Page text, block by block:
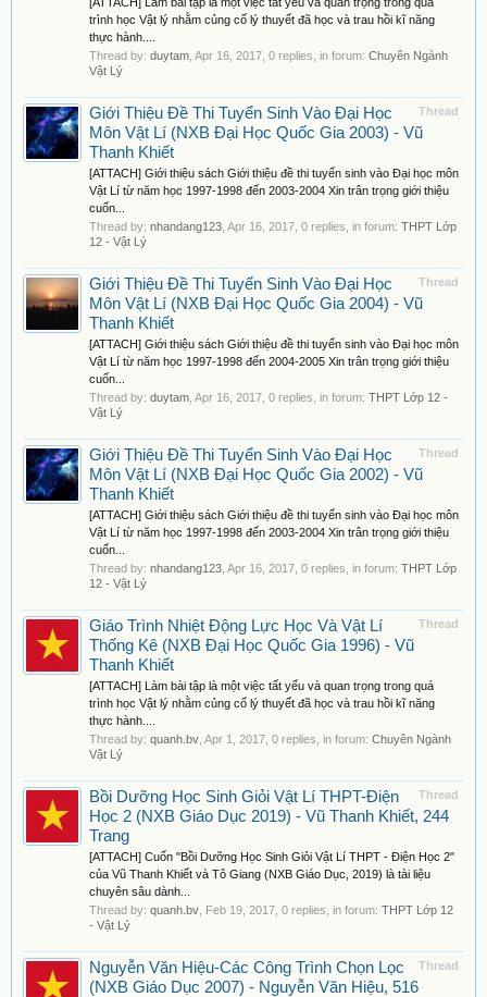
trình học Vật lý nhằm củng cố lý thuyết đã học và trau hồi kĩ năng
thực hành....
Thread by: duytam Apr 16, 2017 , 0 replies, in forum: Chuyên Ngành
Vật Lý
Thread
Giới Thiệu Đề Thi Tuyển Sinh Vào Đại Học
Môn Vật Lí (NXB Đại Học Quốc Gia 2003) - Vũ
Thanh Khiết
[ATTACH] Giới thiệu sách Giới thiệu đề thi tuyển sinh vào Đại học môn
Vật Lí từ năm học 1997-1998 đến 2003-2004 Xin trân trọng giới thiệu
cuốn...
Thread by: nhandang123 Apr 16, 2017 , 0 replies, in forum: THPT Lớp
12 - Vật Lý
Thread
Giới Thiệu Đề Thi Tuyển Sinh Vào Đại Học
Môn Vật Lí (NXB Đại Học Quốc Gia 2004) - Vũ
Thanh Khiết
[ATTACH] Giới thiệu sách Giới thiệu đề thi tuyển sinh vào Đại học môn
Vật Lí từ năm học 1997-1998 đến 2004-2005 Xin trân trọng giới thiệu
cuốn...
Thread by: duytam Apr 16, 2017 , 0 replies, in forum: THPT Lớp 12 -
Vật Lý
Thread
Giới Thiệu Đề Thi Tuyển Sinh Vào Đại Học
Môn Vật Lí (NXB Đại Học Quốc Gia 2002) - Vũ
Thanh Khiết
[ATTACH] Giới thiệu sách Giới thiệu đề thi tuyển sinh vào Đại học môn
Vật Lí từ năm học 1997-1998 đến 2003-2004 Xin trân trọng giới thiệu
cuốn...
Thread by: nhandang123 Apr 16, 2017 , 0 replies, in forum: THPT Lớp
12 - Vật Lý
Thread
Giáo Trình Nhiệt Động Lực Học Và Vật Lí
Thống Kê (NXB Đại Học Quốc Gia 1996) - Vũ
Thanh Khiết
[ATTACH] Làm bài tập là một việc tất yếu và quan trọng trong quá
trình học Vật lý nhằm củng cố lý thuyết đã học và trau hồi kĩ năng
thực hành....
Thread by: quanh.bv Apr 1, 2017 , 0 replies, in forum: Chuyên Ngành
Vật Lý
Thread
Bồi Dưỡng Học Sinh Giỏi Vật Lí THPT-Điện
Học 2 (NXB Giáo Dục 2019) - Vũ Thanh Khiết, 244
Trang
[ATTACH] Cuốn "Bồi Dưỡng Học Sinh Giỏi Vật Lí THPT - Điện Học 2"
của Vũ Thanh Khiết và Tô Giang (NXB Giáo Dục, 2019) là tài liệu
chuyên sâu dành...
Thread by: quanh.bv Feb 19, 2017 , 0 replies, in forum: THPT Lớp 12
- Vật Lý
Thread
Nguyễn Văn Hiệu-Các Công Trình Chọn Lọc
(NXB Giáo Dục 2007) - Nguyễn Văn Hiệu, 516